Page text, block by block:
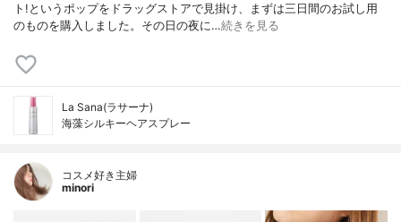
ト!というポップをドラッグストアで見掛け、まずは三日間のお試し用
のものを購入しました。その日の夜に…続きを見る
La Sana(ラサーナ)
海藻シルキーヘアスプレー
コスメ好き主婦
minori